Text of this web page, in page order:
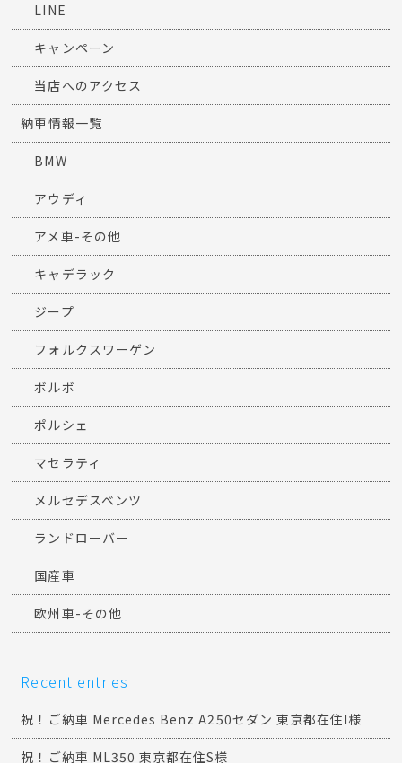
LINE
キャンペーン
当店へのアクセス
納車情報一覧
BMW
アウディ
アメ車-その他
キャデラック
ジープ
フォルクスワーゲン
ボルボ
ポルシェ
マセラティ
メルセデスベンツ
ランドローバー
国産車
欧州車-その他
Recent entries
祝！ご納車 Mercedes Benz A250セダン 東京都在住I様
祝！ご納車 ML350 東京都在住S様